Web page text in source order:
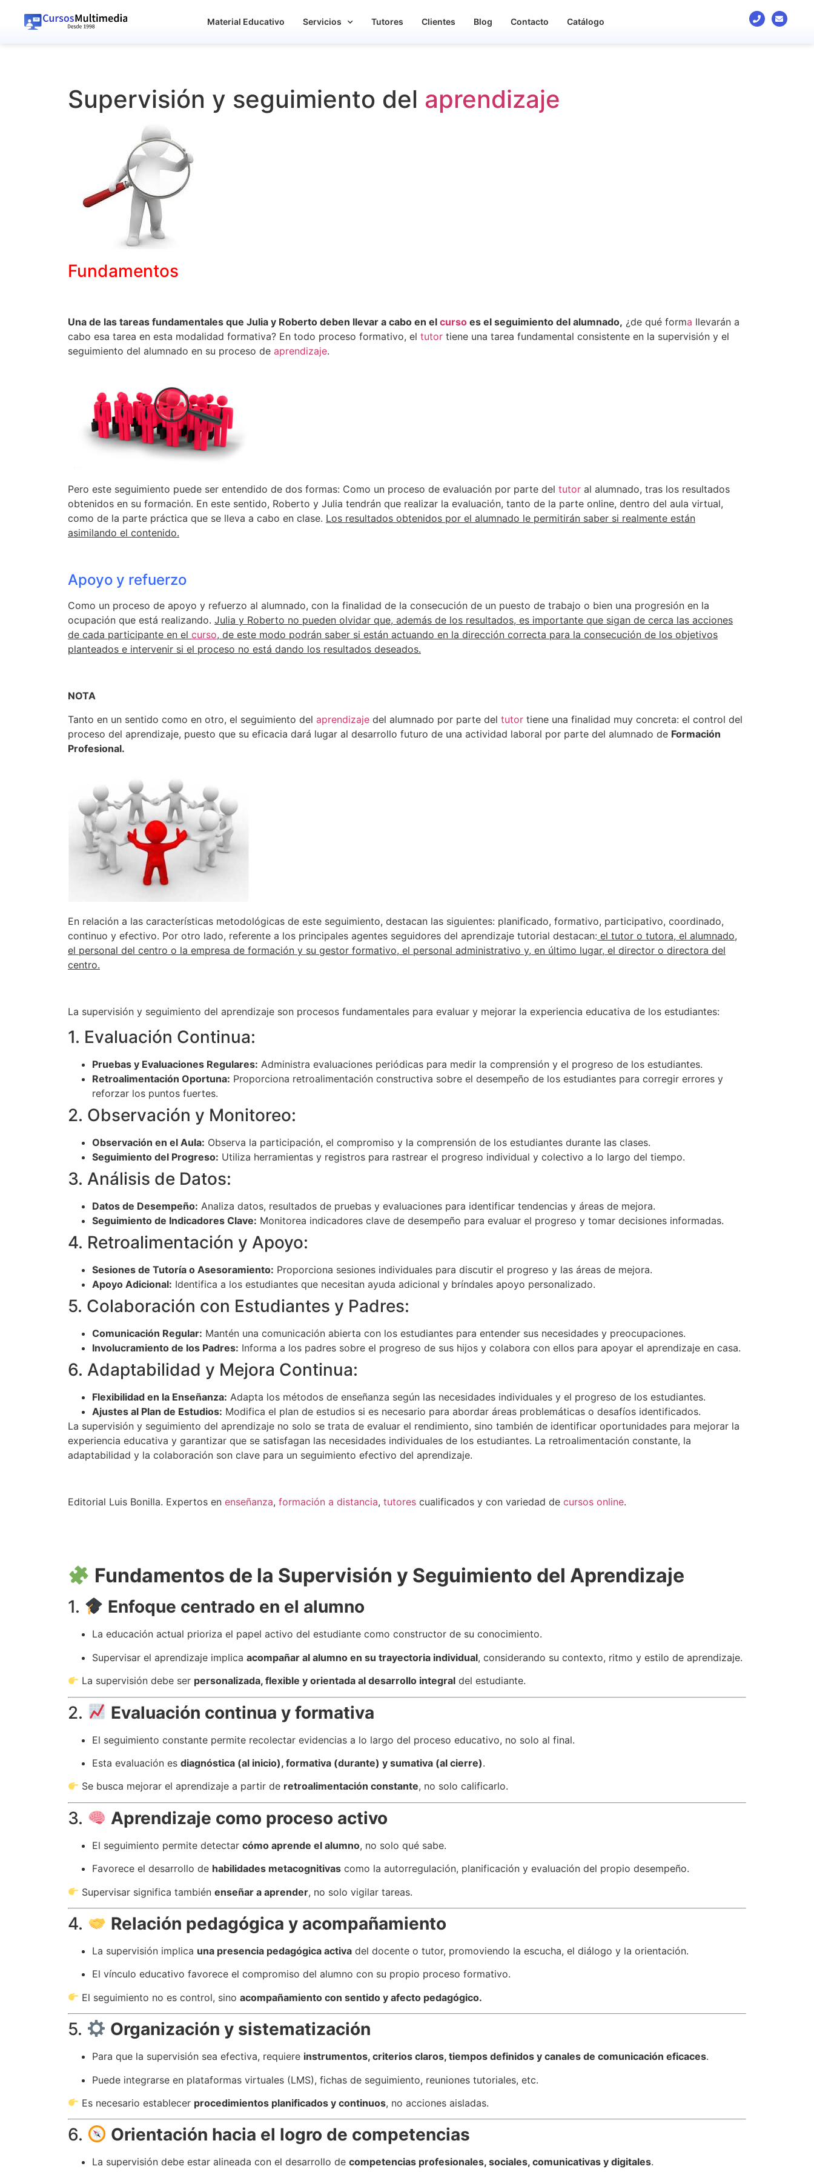
Material Educativo Servicios Tutores Clientes Blog Contacto Catálogo
Supervisión y seguimiento del aprendizaje
Fundamentos
Una de las tareas fundamentales que Julia y Roberto deben llevar a cabo en el curso es el seguimiento del alumnado, ¿de qué forma llevarán a
cabo esa tarea en esta modalidad formativa? En todo proceso formativo, el tutor tiene una tarea fundamental consistente en la supervisión y el
seguimiento del alumnado en su proceso de aprendizaje.
Pero este seguimiento puede ser entendido de dos formas: Como un proceso de evaluación por parte del tutor al alumnado, tras los resultados
obtenidos en su formación. En este sentido, Roberto y Julia tendrán que realizar la evaluación, tanto de la parte online, dentro del aula virtual,
como de la parte práctica que se lleva a cabo en clase. Los resultados obtenidos por el alumnado le permitirán saber si realmente están
asimilando el contenido.
Apoyo y refuerzo
Como un proceso de apoyo y refuerzo al alumnado, con la finalidad de la consecución de un puesto de trabajo o bien una progresión en la
ocupación que está realizando. Julia y Roberto no pueden olvidar que, además de los resultados, es importante que sigan de cerca las acciones
de cada participante en el curso, de este modo podrán saber si están actuando en la dirección correcta para la consecución de los objetivos
planteados e intervenir si el proceso no está dando los resultados deseados.
NOTA
Tanto en un sentido como en otro, el seguimiento del aprendizaje del alumnado por parte del tutor tiene una finalidad muy concreta: el control del
proceso del aprendizaje, puesto que su eficacia dará lugar al desarrollo futuro de una actividad laboral por parte del alumnado de Formación
Profesional.
En relación a las características metodológicas de este seguimiento, destacan las siguientes: planificado, formativo, participativo, coordinado,
continuo y efectivo. Por otro lado, referente a los principales agentes seguidores del aprendizaje tutorial destacan: el tutor o tutora, el alumnado,
el personal del centro o la empresa de formación y su gestor formativo, el personal administrativo y, en último lugar, el director o directora del
centro.
La supervisión y seguimiento del aprendizaje son procesos fundamentales para evaluar y mejorar la experiencia educativa de los estudiantes:
1. Evaluación Continua:
Pruebas y Evaluaciones Regulares: Administra evaluaciones periódicas para medir la comprensión y el progreso de los estudiantes.
Retroalimentación Oportuna: Proporciona retroalimentación constructiva sobre el desempeño de los estudiantes para corregir errores y
reforzar los puntos fuertes.
2. Observación y Monitoreo:
Observación en el Aula: Observa la participación, el compromiso y la comprensión de los estudiantes durante las clases.
Seguimiento del Progreso: Utiliza herramientas y registros para rastrear el progreso individual y colectivo a lo largo del tiempo.
3. Análisis de Datos:
Datos de Desempeño: Analiza datos, resultados de pruebas y evaluaciones para identificar tendencias y áreas de mejora.
Seguimiento de Indicadores Clave: Monitorea indicadores clave de desempeño para evaluar el progreso y tomar decisiones informadas.
4. Retroalimentación y Apoyo:
Sesiones de Tutoría o Asesoramiento: Proporciona sesiones individuales para discutir el progreso y las áreas de mejora.
Apoyo Adicional: Identifica a los estudiantes que necesitan ayuda adicional y bríndales apoyo personalizado.
5. Colaboración con Estudiantes y Padres:
Comunicación Regular: Mantén una comunicación abierta con los estudiantes para entender sus necesidades y preocupaciones.
Involucramiento de los Padres: Informa a los padres sobre el progreso de sus hijos y colabora con ellos para apoyar el aprendizaje en casa.
6. Adaptabilidad y Mejora Continua:
Flexibilidad en la Enseñanza: Adapta los métodos de enseñanza según las necesidades individuales y el progreso de los estudiantes.
Ajustes al Plan de Estudios: Modifica el plan de estudios si es necesario para abordar áreas problemáticas o desafíos identificados.
La supervisión y seguimiento del aprendizaje no solo se trata de evaluar el rendimiento, sino también de identificar oportunidades para mejorar la
experiencia educativa y garantizar que se satisfagan las necesidades individuales de los estudiantes. La retroalimentación constante, la
adaptabilidad y la colaboración son clave para un seguimiento efectivo del aprendizaje.
Editorial Luis Bonilla. Expertos en enseñanza, formación a distancia, tutores cualificados y con variedad de cursos online.
Fundamentos de la Supervisión y Seguimiento del Aprendizaje
1. Enfoque centrado en el alumno
La educación actual prioriza el papel activo del estudiante como constructor de su conocimiento.
Supervisar el aprendizaje implica acompañar al alumno en su trayectoria individual, considerando su contexto, ritmo y estilo de aprendizaje.
La supervisión debe ser personalizada, flexible y orientada al desarrollo integral del estudiante.
2. Evaluación continua y formativa
El seguimiento constante permite recolectar evidencias a lo largo del proceso educativo, no solo al final.
Esta evaluación es diagnóstica (al inicio), formativa (durante) y sumativa (al cierre).
Se busca mejorar el aprendizaje a partir de retroalimentación constante, no solo calificarlo.
3. Aprendizaje como proceso activo
El seguimiento permite detectar cómo aprende el alumno, no solo qué sabe.
Favorece el desarrollo de habilidades metacognitivas como la autorregulación, planificación y evaluación del propio desempeño.
Supervisar significa tambiénenseñar a aprender, no solo vigilar tareas.
4. Relación pedagógica y acompañamiento
La supervisión implica una presencia pedagógica activa del docente o tutor, promoviendo la escucha, el diálogo y la orientación.
El vínculo educativo favorece el compromiso del alumno con su propio proceso formativo.
El seguimiento no es control, sinoacompañamiento con sentido y afecto pedagógico.
5. Organización y sistematización
Para que la supervisión sea efectiva, requiere instrumentos, criterios claros, tiempos definidos y canales de comunicación eficaces.
Puede integrarse en plataformas virtuales (LMS), fichas de seguimiento, reuniones tutoriales, etc.
Es necesario establecer procedimientos planificados y continuos, no acciones aisladas.
6. Orientación hacia el logro de competencias
La supervisión debe estar alineada con el desarrollo de competencias profesionales, sociales, comunicativas y digitales.